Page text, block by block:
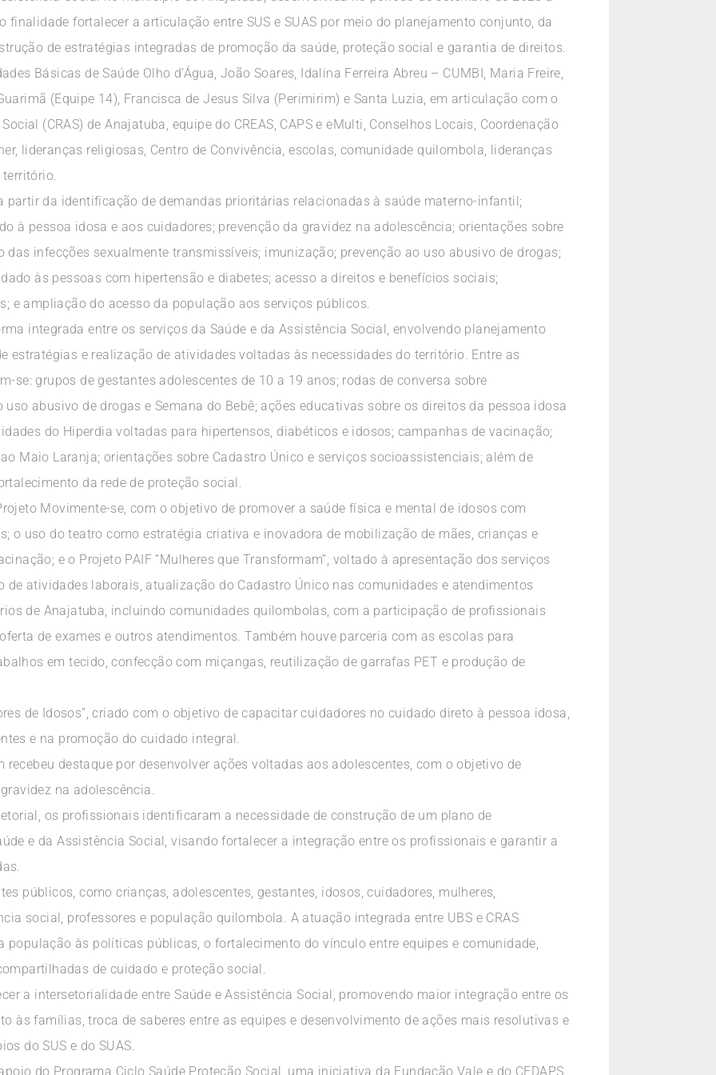
fortalecer a articulação entre SUS e SUAS por meio do planejamento conjunto, da
de estratégias integradas de promoção da saúde, proteção social e garantia de direitos.
Básicas de Saúde Olho d’Água, João Soares, Idalina Ferreira Abreu – CUMBI, Maria Freire,
(Equipe 14), Francisca de Jesus Silva (Perimirim) e Santa Luzia, em articulação com o
(CRAS) de Anajatuba, equipe do CREAS, CAPS e eMulti, Conselhos Locais, Coordenação
lideranças religiosas, Centro de Convivência, escolas, comunidade quilombola, lideranças
da identificação de demandas prioritárias relacionadas à saúde materno-infantil;
à pessoa idosa e aos cuidadores; prevenção da gravidez na adolescência; orientações sobre
das infecções sexualmente transmissíveis; imunização; prevenção ao uso abusivo de drogas;
às pessoas com hipertensão e diabetes; acesso a direitos e benefícios sociais;
e ampliação do acesso da população aos serviços públicos.
integrada entre os serviços da Saúde e da Assistência Social, envolvendo planejamento
estratégias e realização de atividades voltadas às necessidades do território. Entre as
se: grupos de gestantes adolescentes de 10 a 19 anos; rodas de conversa sobre
abusivo de drogas e Semana do Bebê; ações educativas sobre os direitos da pessoa idosa
do Hiperdia voltadas para hipertensos, diabéticos e idosos; campanhas de vacinação;
Maio Laranja; orientações sobre Cadastro Único e serviços socioassistenciais; além de
da rede de proteção social.
Movimente-se, com o objetivo de promover a saúde física e mental de idosos com
o uso do teatro como estratégia criativa e inovadora de mobilização de mães, crianças e
e o Projeto PAIF “Mulheres que Transformam”, voltado à apresentação dos serviços
de atividades laborais, atualização do Cadastro Único nas comunidades e atendimentos
de Anajatuba, incluindo comunidades quilombolas, com a participação de profissionais
de exames e outros atendimentos. Também houve parceria com as escolas para
em tecido, confecção com miçangas, reutilização de garrafas PET e produção de
de Idosos”, criado com o objetivo de capacitar cuidadores no cuidado direto à pessoa idosa,
e na promoção do cuidado integral.
recebeu destaque por desenvolver ações voltadas aos adolescentes, com o objetivo de
na adolescência.
os profissionais identificaram a necessidade de construção de um plano de
e da Assistência Social, visando fortalecer a integração entre os profissionais e garantir a
públicos, como crianças, adolescentes, gestantes, idosos, cuidadores, mulheres,
social, professores e população quilombola. A atuação integrada entre UBS e CRAS
população às políticas públicas, o fortalecimento do vínculo entre equipes e comunidade,
de cuidado e proteção social.
a intersetorialidade entre Saúde e Assistência Social, promovendo maior integração entre os
às famílias, troca de saberes entre as equipes e desenvolvimento de ações mais resolutivas e
do SUS e do SUAS.
do Programa Ciclo Saúde Proteção Social, uma iniciativa da Fundação Vale e do CEDAPS,